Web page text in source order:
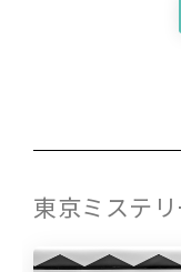
東京ミステ